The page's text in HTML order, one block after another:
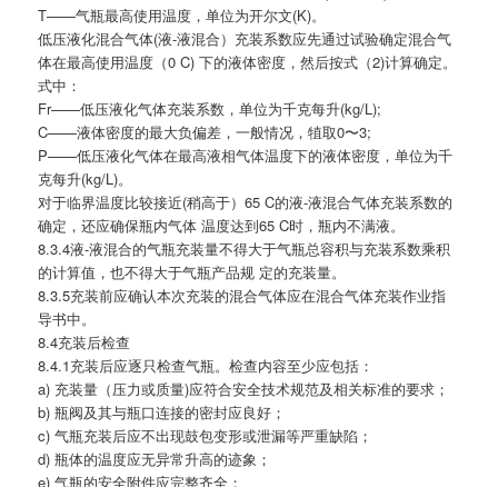
T——气瓶最高使用温度，单位为开尔文(K)。
低压液化混合气体(液-液混合）充装系数应先通过试验确定混合气
体在最高使用温度（0 C) 下的液体密度，然后按式（2)计算确定。
式中：
Fr——低压液化气体充装系数，单位为千克每升(kg/L);
C——液体密度的最大负偏差，一般情况，犆取0〜3;
P——低压液化气体在最高液相气体温度下的液体密度，单位为千
克每升(kg/L)。
对于临界温度比较接近(稍高于）65 C的液-液混合气体充装系数的
确定，还应确保瓶内气体 温度达到65 C时，瓶内不满液。
8.3.4液-液混合的气瓶充装量不得大于气瓶总容积与充装系数乘积
的计算值，也不得大于气瓶产品规 定的充装量。
8.3.5充装前应确认本次充装的混合气体应在混合气体充装作业指
导书中。
8.4充装后检查
8.4.1充装后应逐只检查气瓶。检查内容至少应包括：
a) 充装量（压力或质量)应符合安全技术规范及相关标准的要求；
b) 瓶阀及其与瓶口连接的密封应良好；
c) 气瓶充装后应不出现鼓包变形或泄漏等严重缺陷；
d) 瓶体的温度应无异常升高的迹象；
e) 气瓶的安全附件应完整齐全；